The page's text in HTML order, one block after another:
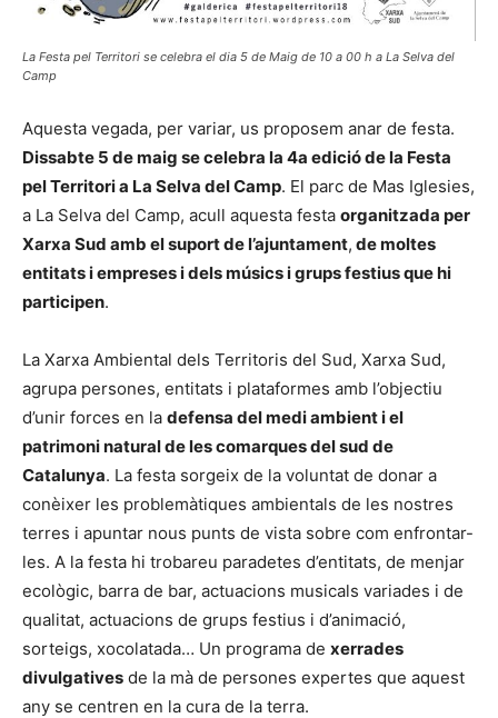
La Festa pel Territori se celebra el dia 5 de Maig de 10 a 00 h a La Selva del
Camp
Aquesta vegada, per variar, us proposem anar de festa.
Dissabte 5 de maig se celebra la 4a edició de la Festa
pel Territori a La Selva del Camp. El parc de Mas Iglesies,
a La Selva del Camp, acull aquesta festa organitzada per
Xarxa Sud amb el suport de l’ajuntament, de moltes
entitats i empreses i dels músics i grups festius que hi
participen.
La Xarxa Ambiental dels Territoris del Sud, Xarxa Sud,
agrupa persones, entitats i plataformes amb l’objectiu
d’unir forces en la defensa del medi ambient i el
patrimoni natural de les comarques del sud de
Catalunya. La festa sorgeix de la voluntat de donar a
conèixer les problemàtiques ambientals de les nostres
terres i apuntar nous punts de vista sobre com enfrontar-
les. A la festa hi trobareu paradetes d’entitats, de menjar
ecològic, barra de bar, actuacions musicals variades i de
qualitat, actuacions de grups festius i d’animació,
sorteigs, xocolatada… Un programa de xerrades
divulgatives de la mà de persones expertes que aquest
any se centren en la cura de la terra.